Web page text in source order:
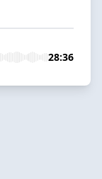
28:36